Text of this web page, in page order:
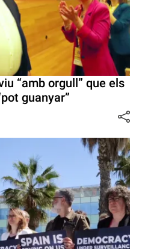
“amb orgull” que els
guanyar”